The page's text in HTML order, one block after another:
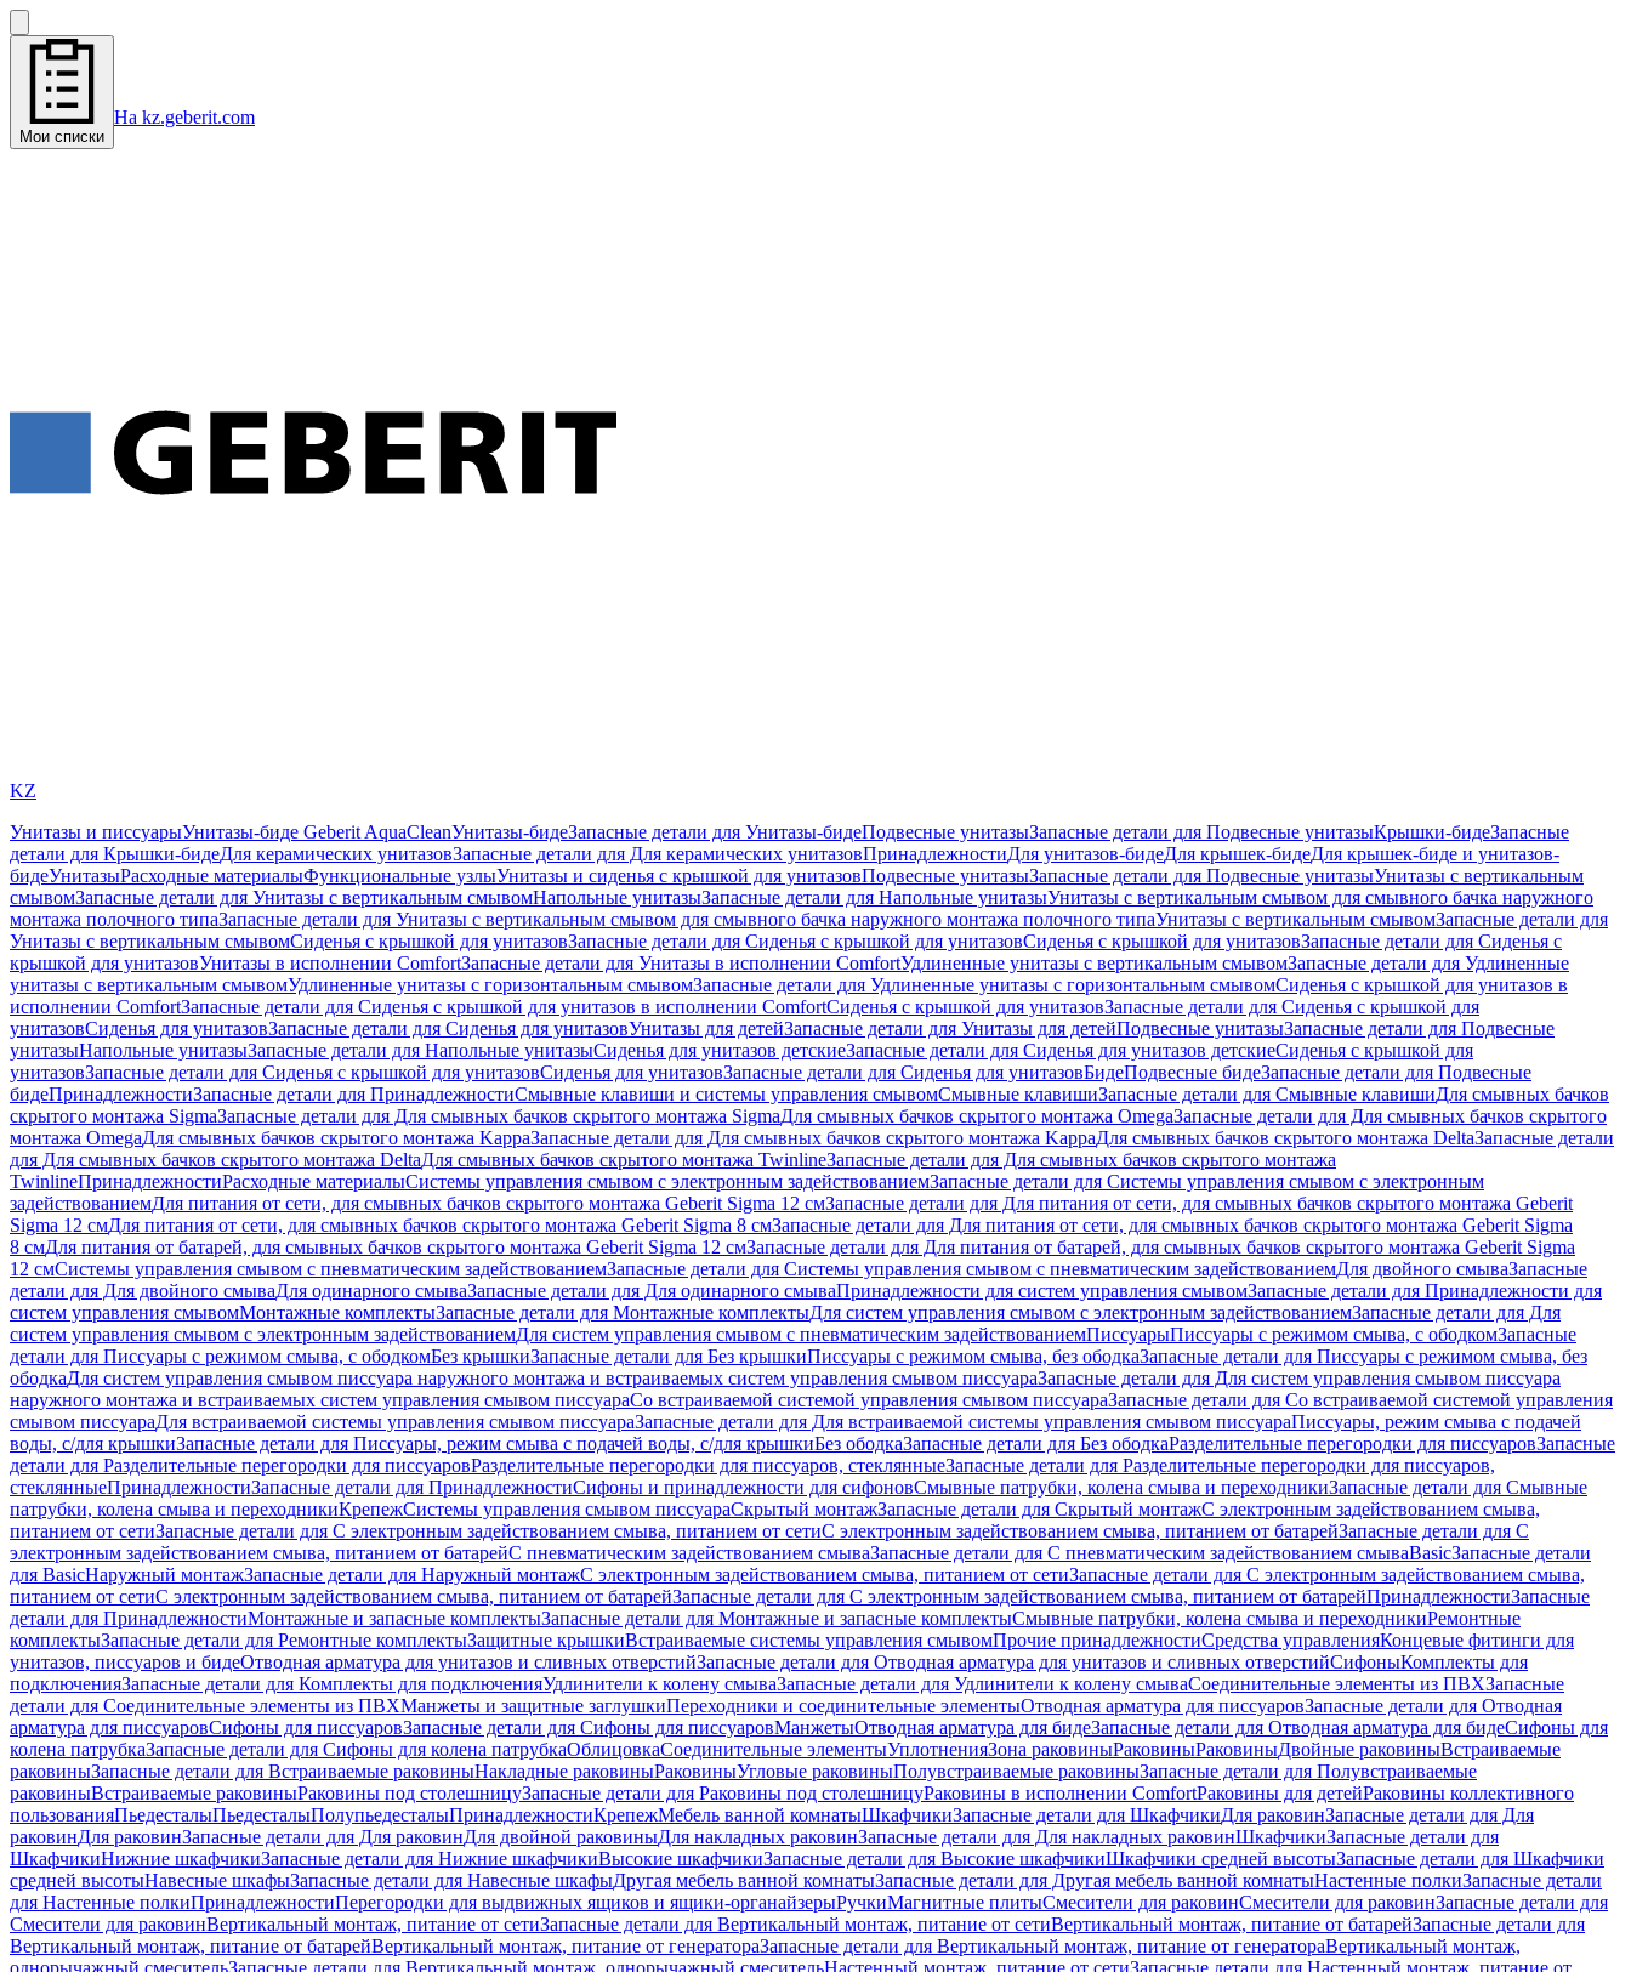
Мои списки
На kz.geberit.com
KZ
Унитазы и писсуарыУнитазы-биде Geberit AquaCleanУнитазы-бидеЗапасные детали для Унитазы-бидеПодвесные унитазыЗапасные детали для Подвесные унитазыКрышки-бидеЗапасные
детали для Крышки-бидеДля керамических унитазовЗапасные детали для Для керамических унитазовПринадлежностиДля унитазов-бидеДля крышек-бидеДля крышек-биде и унитазов-
бидеУнитазыРасходные материалыФункциональные узлыУнитазы и сиденья с крышкой для унитазовПодвесные унитазыЗапасные детали для Подвесные унитазыУнитазы с вертикальным
смывомЗапасные детали для Унитазы с вертикальным смывомНапольные унитазыЗапасные детали для Напольные унитазыУнитазы с вертикальным смывом для смывного бачка наружного
монтажа полочного типаЗапасные детали для Унитазы с вертикальным смывом для смывного бачка наружного монтажа полочного типаУнитазы с вертикальным смывомЗапасные детали для
Унитазы с вертикальным смывомСиденья с крышкой для унитазовЗапасные детали для Сиденья с крышкой для унитазовСиденья с крышкой для унитазовЗапасные детали для Сиденья с
крышкой для унитазовУнитазы в исполнении ComfortЗапасные детали для Унитазы в исполнении ComfortУдлиненные унитазы с вертикальным смывомЗапасные детали для Удлиненные
унитазы с вертикальным смывомУдлиненные унитазы с горизонтальным смывомЗапасные детали для Удлиненные унитазы с горизонтальным смывомСиденья с крышкой для унитазов в
исполнении ComfortЗапасные детали для Сиденья с крышкой для унитазов в исполнении ComfortСиденья с крышкой для унитазовЗапасные детали для Сиденья с крышкой для
унитазовСиденья для унитазовЗапасные детали для Сиденья для унитазовУнитазы для детейЗапасные детали для Унитазы для детейПодвесные унитазыЗапасные детали для Подвесные
унитазыНапольные унитазыЗапасные детали для Напольные унитазыСиденья для унитазов детскиеЗапасные детали для Сиденья для унитазов детскиеСиденья с крышкой для
унитазовЗапасные детали для Сиденья с крышкой для унитазовСиденья для унитазовЗапасные детали для Сиденья для унитазовБидеПодвесные бидеЗапасные детали для Подвесные
бидеПринадлежностиЗапасные детали для ПринадлежностиСмывные клавиши и системы управления смывомСмывные клавишиЗапасные детали для Смывные клавишиДля смывных бачков
скрытого монтажа SigmaЗапасные детали для Для смывных бачков скрытого монтажа SigmaДля смывных бачков скрытого монтажа OmegaЗапасные детали для Для смывных бачков скрытого
монтажа OmegaДля смывных бачков скрытого монтажа KappaЗапасные детали для Для смывных бачков скрытого монтажа KappaДля смывных бачков скрытого монтажа DeltaЗапасные детали
для Для смывных бачков скрытого монтажа DeltaДля смывных бачков скрытого монтажа TwinlineЗапасные детали для Для смывных бачков скрытого монтажа
TwinlineПринадлежностиРасходные материалыСистемы управления смывом с электронным задействованиемЗапасные детали для Системы управления смывом с электронным
задействованиемДля питания от сети, для смывных бачков скрытого монтажа Geberit Sigma 12 смЗапасные детали для Для питания от сети, для смывных бачков скрытого монтажа Geberit
Sigma 12 смДля питания от сети, для смывных бачков скрытого монтажа Geberit Sigma 8 смЗапасные детали для Для питания от сети, для смывных бачков скрытого монтажа Geberit Sigma
8 смДля питания от батарей, для смывных бачков скрытого монтажа Geberit Sigma 12 смЗапасные детали для Для питания от батарей, для смывных бачков скрытого монтажа Geberit Sigma
12 смСистемы управления смывом с пневматическим задействованиемЗапасные детали для Системы управления смывом с пневматическим задействованиемДля двойного смываЗапасные
детали для Для двойного смываДля одинарного смываЗапасные детали для Для одинарного смываПринадлежности для систем управления смывомЗапасные детали для Принадлежности для
систем управления смывомМонтажные комплектыЗапасные детали для Монтажные комплектыДля систем управления смывом с электронным задействованиемЗапасные детали для Для
систем управления смывом с электронным задействованиемДля систем управления смывом с пневматическим задействованиемПиссуарыПиссуары с режимом смыва, с ободкомЗапасные
детали для Писсуары с режимом смыва, с ободкомБез крышкиЗапасные детали для Без крышкиПиссуары с режимом смыва, без ободкаЗапасные детали для Писсуары с режимом смыва, без
ободкаДля систем управления смывом писсуара наружного монтажа и встраиваемых систем управления смывом писсуараЗапасные детали для Для систем управления смывом писсуара
наружного монтажа и встраиваемых систем управления смывом писсуараСо встраиваемой системой управления смывом писсуараЗапасные детали для Со встраиваемой системой управления
смывом писсуараДля встраиваемой системы управления смывом писсуараЗапасные детали для Для встраиваемой системы управления смывом писсуараПиссуары, режим смыва с подачей
воды, с/для крышкиЗапасные детали для Писсуары, режим смыва с подачей воды, с/для крышкиБез ободкаЗапасные детали для Без ободкаРазделительные перегородки для писсуаровЗапасные
детали для Разделительные перегородки для писсуаровРазделительные перегородки для писсуаров, стеклянныеЗапасные детали для Разделительные перегородки для писсуаров,
стеклянныеПринадлежностиЗапасные детали для ПринадлежностиСифоны и принадлежности для сифоновСмывные патрубки, колена смыва и переходникиЗапасные детали для Смывные
патрубки, колена смыва и переходникиКрепежСистемы управления смывом писсуараСкрытый монтажЗапасные детали для Скрытый монтажС электронным задействованием смыва,
питанием от сетиЗапасные детали для С электронным задействованием смыва, питанием от сетиС электронным задействованием смыва, питанием от батарейЗапасные детали для С
электронным задействованием смыва, питанием от батарейС пневматическим задействованием смываЗапасные детали для С пневматическим задействованием смываBasicЗапасные детали
для BasicНаружный монтажЗапасные детали для Наружный монтажС электронным задействованием смыва, питанием от сетиЗапасные детали для С электронным задействованием смыва,
питанием от сетиС электронным задействованием смыва, питанием от батарейЗапасные детали для С электронным задействованием смыва, питанием от батарейПринадлежностиЗапасные
детали для ПринадлежностиМонтажные и запасные комплектыЗапасные детали для Монтажные и запасные комплектыСмывные патрубки, колена смыва и переходникиРемонтные
комплектыЗапасные детали для Ремонтные комплектыЗащитные крышкиВстраиваемые системы управления смывомПрочие принадлежностиСредства управленияКонцевые фитинги для
унитазов, писсуаров и бидеОтводная арматура для унитазов и сливных отверстийЗапасные детали для Отводная арматура для унитазов и сливных отверстийСифоныКомплекты для
подключенияЗапасные детали для Комплекты для подключенияУдлинители к колену смываЗапасные детали для Удлинители к колену смываСоединительные элементы из ПВХЗапасные
детали для Соединительные элементы из ПВХМанжеты и защитные заглушкиПереходники и соединительные элементыОтводная арматура для писсуаровЗапасные детали для Отводная
арматура для писсуаровCифоны для писсуаровЗапасные детали для Cифоны для писсуаровМанжетыОтводная арматура для бидеЗапасные детали для Отводная арматура для бидеСифоны для
колена патрубкаЗапасные детали для Сифоны для колена патрубкаОблицовкаСоединительные элементыУплотненияЗона раковиныРаковиныРаковиныДвойные раковиныВстраиваемые
раковиныЗапасные детали для Встраиваемые раковиныНакладные раковиныРаковиныУгловые раковиныПолувстраиваемые раковиныЗапасные детали для Полувстраиваемые
раковиныВстраиваемые раковиныРаковины под столешницуЗапасные детали для Раковины под столешницуРаковины в исполнении ComfortPаковины для детейРаковины коллективного
пользованияПьедесталыПьедесталыПолупьедесталыПринадлежностиКрепежМебель ванной комнатыШкафчикиЗапасные детали для ШкафчикиДля раковинЗапасные детали для Для
раковинДля раковинЗапасные детали для Для раковинДля двойной раковиныДля накладных pаковинЗапасные детали для Для накладных pаковинШкафчикиЗапасные детали для
ШкафчикиНижние шкафчикиЗапасные детали для Нижние шкафчикиВысокие шкафчикиЗапасные детали для Высокие шкафчикиШкафчики средней высотыЗапасные детали для Шкафчики
средней высотыНавесные шкафыЗапасные детали для Навесные шкафыДругая мебель ванной комнатыЗапасные детали для Другая мебель ванной комнатыНастенные полкиЗапасные детали
для Настенные полкиПринадлежностиПерегородки для выдвижных ящиков и ящики-органайзерыРучкиМагнитные плитыСмесители для раковинСмесители для раковинЗапасные детали для
Смесители для раковинВертикальный монтаж, питание от сетиЗапасные детали для Вертикальный монтаж, питание от сетиВертикальный монтаж, питание от батарейЗапасные детали для
Вертикальный монтаж, питание от батарейВертикальный монтаж, питание от генератораЗапасные детали для Вертикальный монтаж, питание от генератораВертикальный монтаж,
однорычажный смесительЗапасные детали для Вертикальный монтаж, однорычажный смесительНастенный монтаж, питание от сетиЗапасные детали для Настенный монтаж, питание от